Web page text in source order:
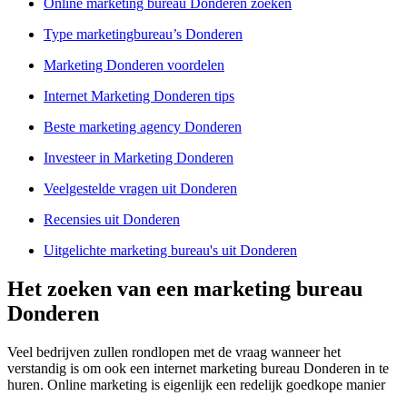
Online marketing bureau Donderen zoeken
Type marketingbureau’s Donderen
Marketing Donderen voordelen
Internet Marketing Donderen tips
Beste marketing agency Donderen
Investeer in Marketing Donderen
Veelgestelde vragen uit Donderen
Recensies uit Donderen
Uitgelichte marketing bureau's uit Donderen
Het zoeken van een marketing bureau
Donderen
Veel bedrijven zullen rondlopen met de vraag wanneer het
verstandig is om ook een internet marketing bureau Donderen in te
huren. Online marketing is eigenlijk een redelijk goedkope manier